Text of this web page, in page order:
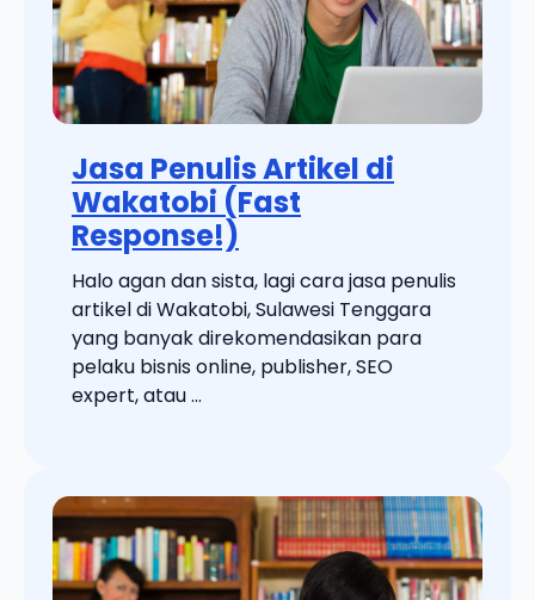
Jasa Penulis Artikel di
Wakatobi (Fast
Response!)
Halo agan dan sista, lagi cara jasa penulis
artikel di Wakatobi, Sulawesi Tenggara
yang banyak direkomendasikan para
pelaku bisnis online, publisher, SEO
expert, atau ...